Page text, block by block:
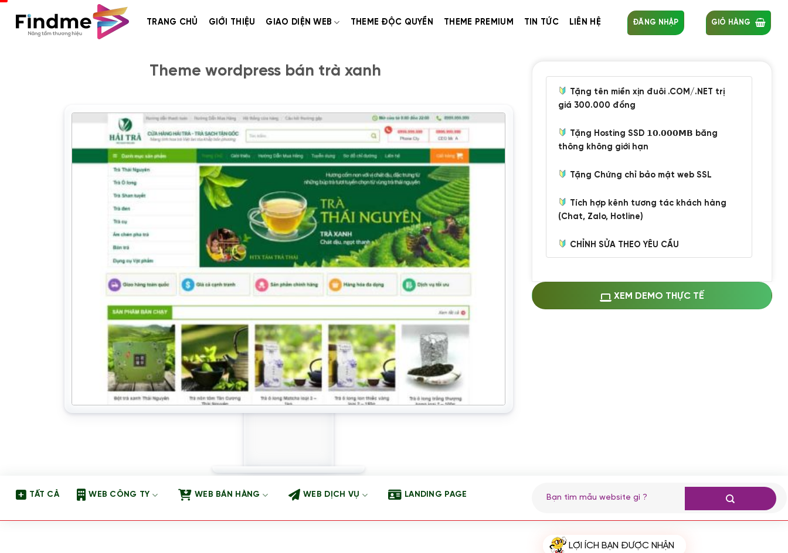
TRANG CHỦ GIỚI THIỆU GIAO DIỆN WEB THEME ĐỘC QUYỀN THEME PREMIUM TIN TỨC LIÊN HỆ ĐĂNG NHẬP GIỎ HÀNG
Theme wordpress bán trà xanh
Tặng tên miền xịn đuôi .COM/.NET trị
giá 300.000 đồng
Tặng Hosting SSD 𝟭𝟬.𝟬𝟬𝟬𝗠𝗕 băng
thông không giới hạn
Tặng Chứng chỉ bảo mật web SSL
Tích hợp kênh tương tác khách hàng
(Chat, Zalo, Hotline)
CHỈNH SỬA THEO YÊU CẦU
Thay logo + thông tin doanh nghiệp
(+100.000 VND)
Cài đặt plugin theo yêu cầu
(+100.000 VND)
qua ngân hàng vietcombank,
XEM DEMO THỰC TẾ
TẤT CẢ WEB CÔNG TY WEB BÁN HÀNG WEB DỊCH VỤ LANDING PAGE
kiếm:
LỢI ÍCH BẠN ĐƯỢC NHẬN